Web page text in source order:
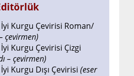
Kurgu Çevirisi Roman/
çevirmen)
Kurgu Çevirisi Çizgi
– çevirmen)
Kurgu Dışı Çevirisi (eser